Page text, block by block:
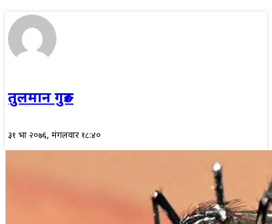
तुलमान गुरुङ
३१ भाद्र २०७६, मंगलवार १८:४०